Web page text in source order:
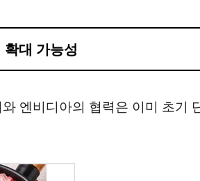
대 가능성
엔비디아의 협력은 이미 초기